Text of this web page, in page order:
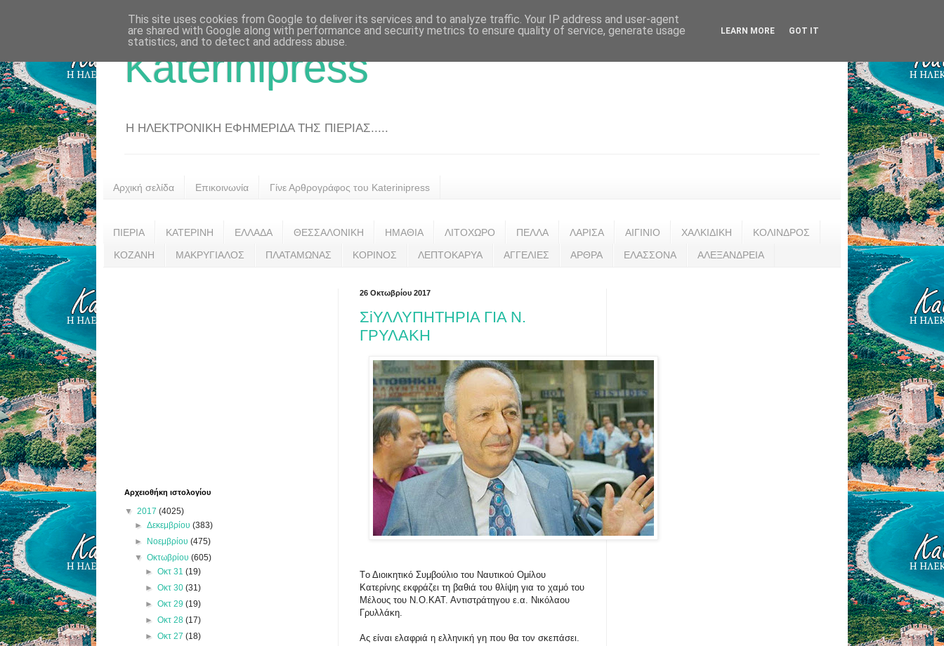
Katerinipress
Η ΗΛΕΚΤΡΟΝΙΚΗ ΕΦΗΜΕΡΙΔΑ ΤΗΣ ΠΙΕΡΙΑΣ.....
Αρχική σελίδα Επικοινωνία Γίνε Αρθρογράφος του Katerinipress
ΠΙΕΡΙΑ ΚΑΤΕΡΙΝΗ ΕΛΛΑΔΑ ΘΕΣΣΑΛΟΝΙΚΗ ΗΜΑΘΙΑ ΛΙΤΟΧΩΡΟ ΠΕΛΛΑ ΛΑΡΙΣΑ ΑΙΓΙΝΙΟ ΧΑΛΚΙΔΙΚΗ ΚΟΛΙΝΔΡΟΣ
ΚΟΖΑΝΗ ΜΑΚΡΥΓΙΑΛΟΣ ΠΛΑΤΑΜΩΝΑΣ ΚΟΡΙΝΟΣ ΛΕΠΤΟΚΑΡΥΑ ΑΓΓΕΛΙΕΣ ΑΡΘΡΑ ΕΛΑΣΣΟΝΑ ΑΛΕΞΑΝΔΡΕΙΑ
26 Οκτωβρίου 2017
ΣiΥΛΛΥΠΗΤΗΡΙΑ ΓΙΑ Ν.
ΓΡΥΛΑΚΗ
Tο Διοικητικό Συμβούλιο του Ναυτικού Ομίλου
Κατερίνης εκφράζει τη βαθιά του θλίψη για το χαμό του
Μέλους του Ν.Ο.ΚΑΤ. Αντιστράτηγου ε.α. Νικόλαου
Γρυλλάκη.
Ας είναι ελαφριά η ελληνική γη που θα τον σκεπάσει.
Αρχειοθήκη ιστολογίου
▼ 2017 (4025)
►Δεκεμβρίου(383)
► Νοεμβρίου(475)
▼Οκτωβρίου(605)
► Οκτ 31 (19)
► Οκτ 30 (31)
► Οκτ 29 (19)
► Οκτ 28 (17)
► Οκτ 27 (18)
This site uses cookies from Google to deliver its services and to analyze traffic. Your IP address and user-agent
are shared with Google along with performance and security metrics to ensure quality of service, generate usage
statistics, and to detect and address abuse.
LEARN MORE GOT IT